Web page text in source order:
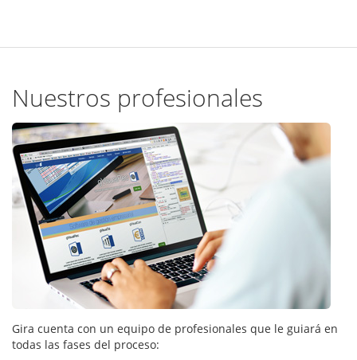
Nuestros profesionales
Gira cuenta con un equipo de profesionales que le guiará en
todas las fases del proceso: